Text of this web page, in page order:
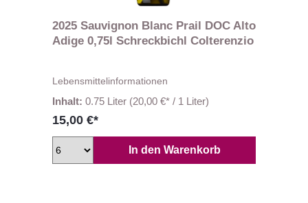
2025 Sauvignon Blanc Prail DOC Alto
Adige 0,75l Schreckbichl Colterenzio
Lebensmittelinformationen
Inhalt: 0.75 Liter (20,00 €* / 1 Liter)
15,00 €*
In den Warenkorb